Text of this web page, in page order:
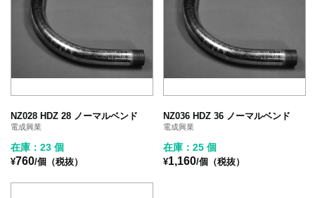
NZ028 HDZ 28 ノーマルベンド
電成興業
在庫：23 個
¥760/個（税抜）
NZ036 HDZ 36 ノーマルベンド
電成興業
在庫：25 個
¥1,160/個（税抜）